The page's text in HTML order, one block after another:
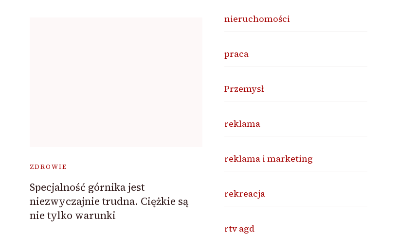
ZDROWIE
Specjalność górnika jest
niezwyczajnie trudna. Ciężkie są
nie tylko warunki
nieruchomości
praca
Przemysł
reklama
reklama i marketing
rekreacja
rtv agd